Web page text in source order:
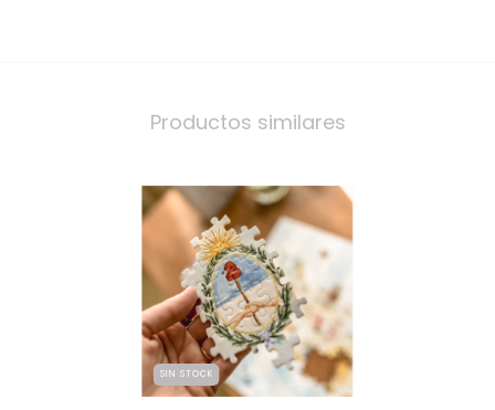
Productos similares
SIN STOCK